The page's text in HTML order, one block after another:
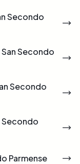
Secondo
Secondo
Secondo
Secondo
Parmense